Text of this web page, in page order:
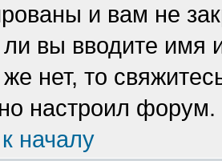
и вам не
ли вы вводите
нет, то
настроил форум.
началу